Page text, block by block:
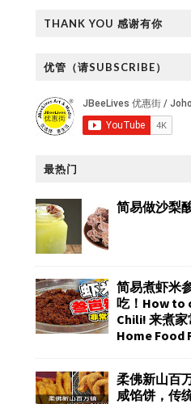
THANK YOU 感谢有你
优管（请SUBSCRIBE）
最热门
简易做沙梨
简易煮虾米
吃！How to
Chili! 来煮
Home Food
柔佛新山百
咸馅饼，传